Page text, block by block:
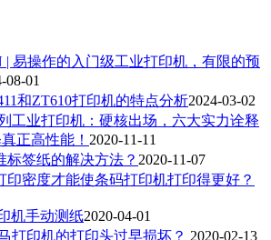
| 易操作的入门级工业打印机，有限的预
08-01
和ZT610打印机的特点分析2024-03-02
业打印机：硬核出场，六大实力诠释
高性能！ 2020-11-11
签纸的解决方法？ 2020-11-07
密度才能使条码打印机打印得更好？
机手动测纸2020-04-01
打印机的打印头过早损坏？ 2020-02-13